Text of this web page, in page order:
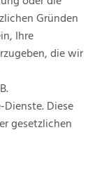
Gründen
Ihre
die wir
Diese
gesetzlichen